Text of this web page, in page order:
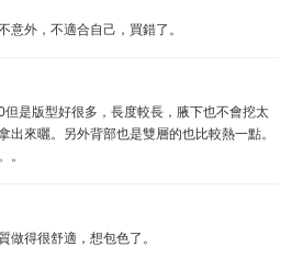
意外，不適合自己，買錯了。
是版型好很多，長度較長，腋下也不會挖太
出來曬。另外背部也是雙層的也比較熱一點。
。
做得很舒適，想包色了。